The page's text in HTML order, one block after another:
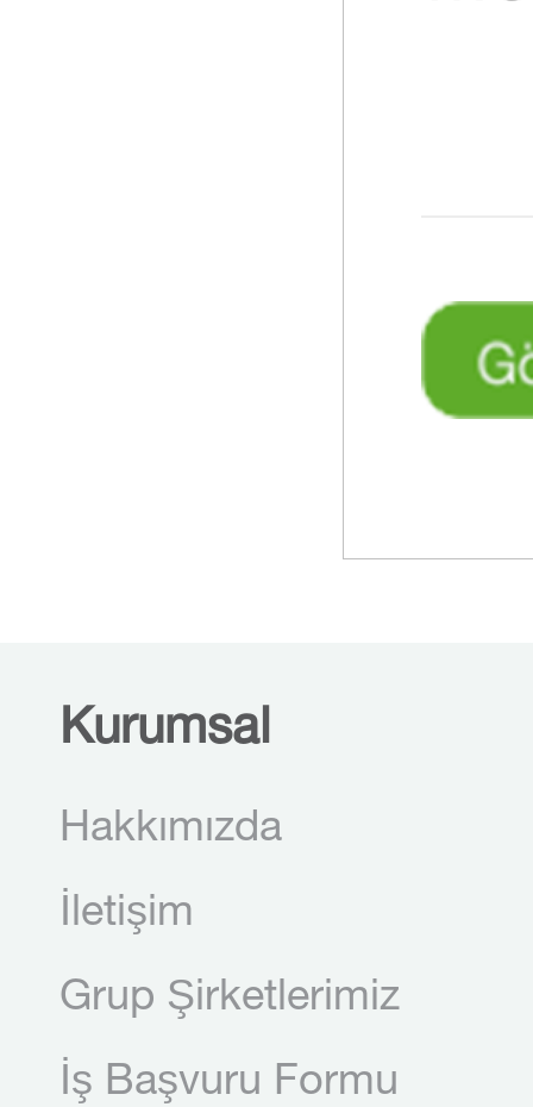
Kurumsal
Hakkımızda
İletişim
Grup Şirketlerimiz
İş Başvuru Formu